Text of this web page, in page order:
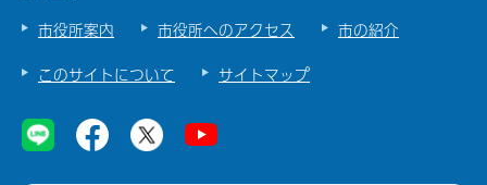
市役所案内 市役所へのアクセス
市の紹介
このサイトについて
サイトマップ